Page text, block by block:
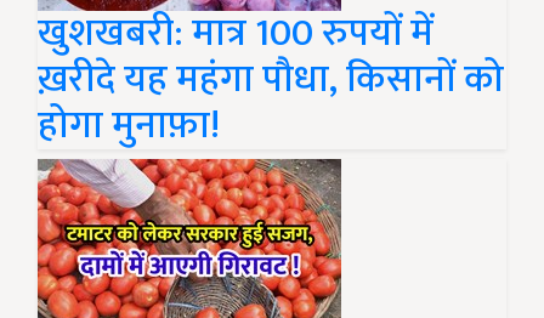
खुशखबरी: मात्र 100 रुपयों में
ख़रीदे यह महंगा पौधा, किसानों को
होगा मुनाफ़ा!